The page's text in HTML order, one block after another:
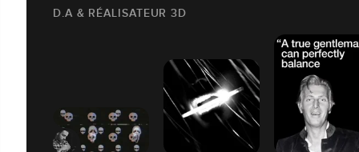
D.A & RÉALISATEUR 3D